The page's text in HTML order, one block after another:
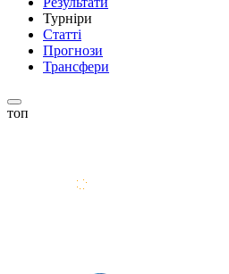
Турніри
Статті
Прогнози
Трансфери
топ